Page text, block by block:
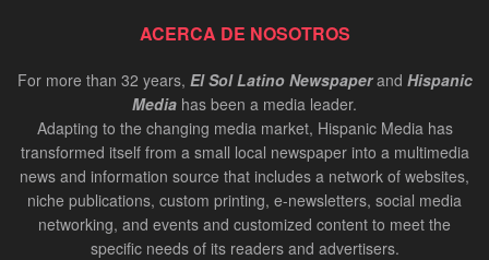
ACERCA DE NOSOTROS
For more than 32 years, El Sol Latino Newspaperand Hispanic
Media has been a media leader.
Adapting to the changing media market, Hispanic Media has
transformed itself from a small local newspaper into a multimedia
news and information source that includes a network of websites,
niche publications, custom printing, e-newsletters, social media
networking, and events and customized content to meet the
specific needs of its readers and advertisers.